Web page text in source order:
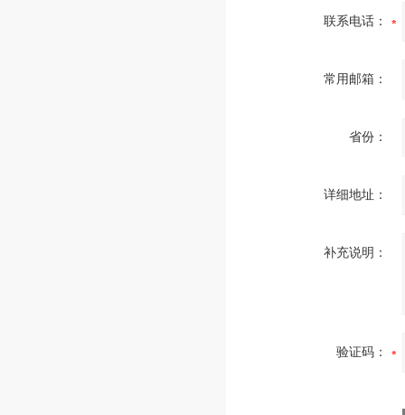
联系电话：
常用邮箱：
省份：
详细地址：
补充说明：
验证码：